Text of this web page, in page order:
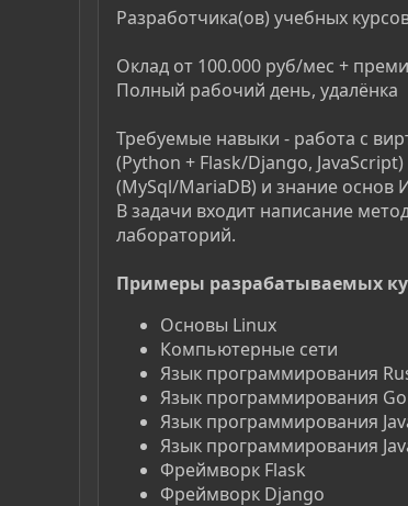
Разработчика(ов) учебных
Оклад от 100.000 руб/мес +
Полный рабочий день, удалёнка
Требуемые навыки - работа с
(Python + Flask/Django,
(MySql/MariaDB) и знание
В задачи входит написание
лабораторий.
Примеры разрабатываемых
Основы Linux
Компьютерные сети
Язык программирования
Язык программирования Go
Язык программирования
Язык программирования
Фреймворк Flask
Фреймворк Django